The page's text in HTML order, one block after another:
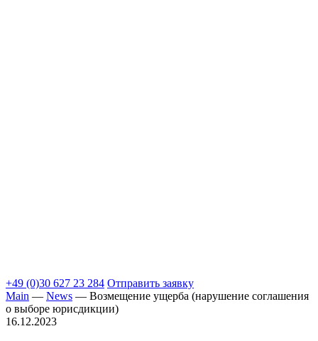
+49 (0)30 627 23 284 Отправить заявку
Main — News — Возмещение ущерба (нарушениe соглашения
о выборе юрисдикции)
16.12.2023